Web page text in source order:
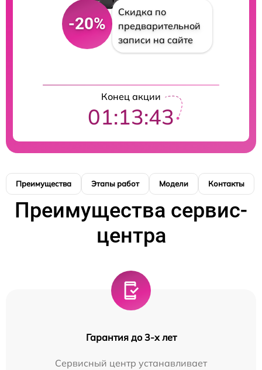
-20%
Скидка по
предварительной
записи на сайте
Конец акции
01:13:43
Преимущества Этапы работ Модели Контакты
Преимущества сервис-
центра
Гарантия до 3-х лет
Сервисный центр устанавливает